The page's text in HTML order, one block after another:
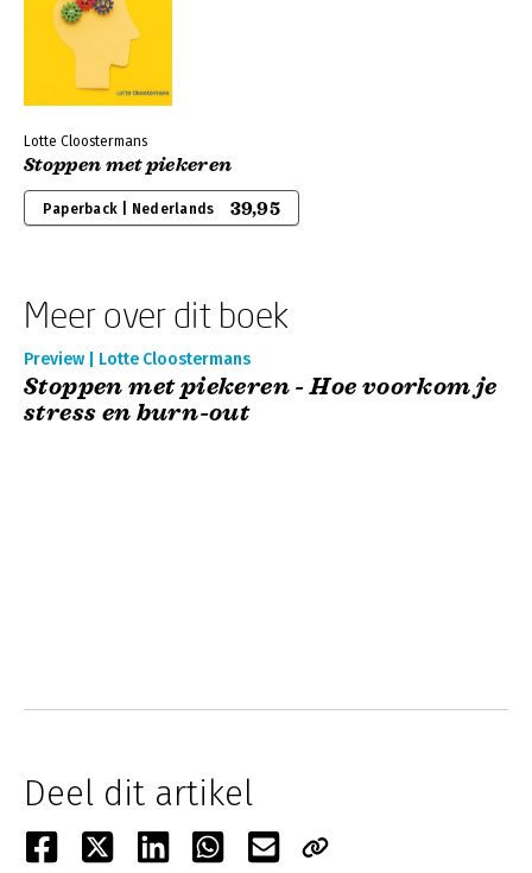
Lotte Cloostermans
Stoppen met piekeren
Paperback | Nederlands 39,95
Meer over dit boek
Preview | Lotte Cloostermans
Stoppen met piekeren - Hoe voorkom je
stress en burn-out
Deel dit artikel